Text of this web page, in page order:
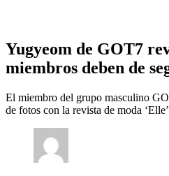
Yugyeom de GOT7
miembros deben de
El miembro del grupo masculino
de fotos con la revista de moda